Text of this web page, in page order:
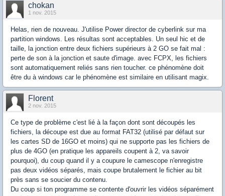
chokan
1 nov. 2015
Helas, rien de nouveau. J'utilise Power director de cyberlink sur ma
partition windows. Les résultas sont acceptables. Un seul hic et de
taille, la jonction entre deux fichiers supérieurs à 2 GO se fait mal :
perte de son à la jonction et saute d'image. avec FCPX, les fichiers
sont automatiquement reliés sans rien toucher. ce phénomène doit
être du à windows car le phénomène est similaire en utilisant magix.
Florent
2 nov. 2015
Ce type de problème c'est lié à la façon dont sont découpés les
fichiers, la découpe est due au format FAT32 (utilisé par défaut sur
les cartes SD de 16GO et moins) qui ne supporte pas les fichiers de
plus de 4GO (en pratique les appareils coupent à 2, va savoir
pourquoi), du coup quand il y a coupure le camescope n'enregistre
pas deux vidéos séparés, mais coupe brutalement le fichier au bit
près sans se soucier du contenu.
Du coup si ton programme se contente d'ouvrir les vidéos séparément